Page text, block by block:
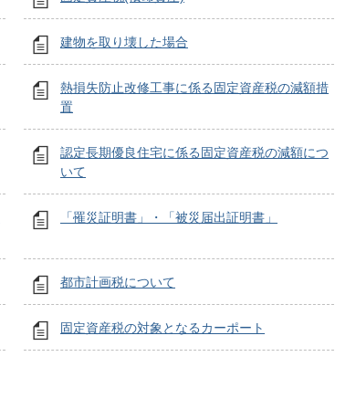
建物を取り壊した場合
熱損失防止改修工事に係る固定資産税の減額措
置
認定長期優良住宅に係る固定資産税の減額につ
いて
「罹災証明書」・「被災届出証明書」
都市計画税について
固定資産税の対象となるカーポート